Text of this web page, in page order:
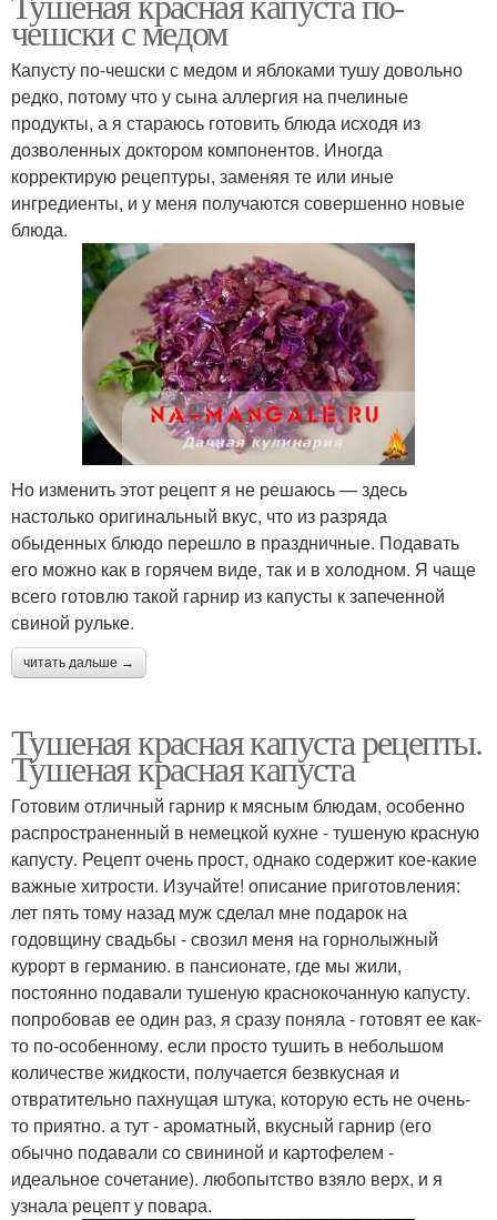
чешски с медом
Капусту по-чешски с медом и яблоками тушу довольно
редко, потому что у сына аллергия на пчелиные
продукты, а я стараюсь готовить блюда исходя из
дозволенных доктором компонентов. Иногда
корректирую рецептуры, заменяя те или иные
ингредиенты, и у меня получаются совершенно новые
блюда.
Но изменить этот рецепт я не решаюсь — здесь
настолько оригинальный вкус, что из разряда
обыденных блюдо перешло в праздничные. Подавать
его можно как в горячем виде, так и в холодном. Я чаще
всего готовлю такой гарнир из капусты к запеченной
свиной рульке.
читать дальше →
Тушеная красная капуста рецепты.
Тушеная красная капуста
Готовим отличный гарнир к мясным блюдам, особенно
распространенный в немецкой кухне - тушеную красную
капусту. Рецепт очень прост, однако содержит кое-какие
важные хитрости. Изучайте! описание приготовления:
лет пять тому назад муж сделал мне подарок на
годовщину свадьбы - свозил меня на горнолыжный
курорт в германию. в пансионате, где мы жили,
постоянно подавали тушеную краснокочанную капусту.
попробовав ее один раз, я сразу поняла - готовят ее как-
то по-особенному. если просто тушить в небольшом
количестве жидкости, получается безвкусная и
отвратительно пахнущая штука, которую есть не очень-
то приятно. а тут - ароматный, вкусный гарнир (его
обычно подавали со свининой и картофелем -
идеальное сочетание). любопытство взяло верх, и я
узнала рецепт у повара.